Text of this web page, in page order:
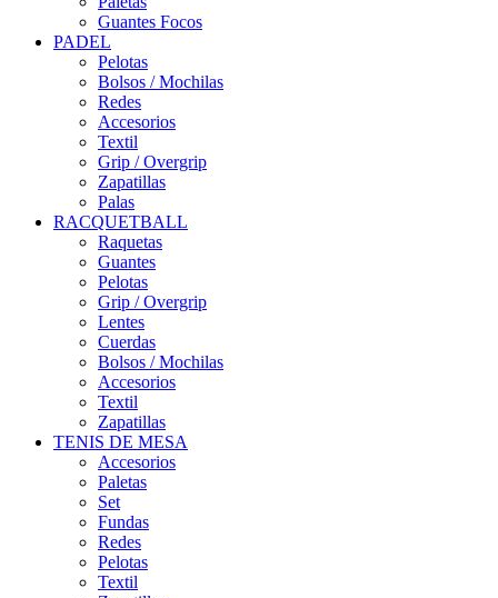
Guantes Focos
PADEL
Pelotas
Bolsos / Mochilas
Redes
Accesorios
Textil
Grip / Overgrip
Zapatillas
Palas
RACQUETBALL
Raquetas
Guantes
Pelotas
Grip / Overgrip
Lentes
Cuerdas
Bolsos / Mochilas
Accesorios
Textil
Zapatillas
TENIS DE MESA
Accesorios
Paletas
Set
Fundas
Redes
Pelotas
Textil